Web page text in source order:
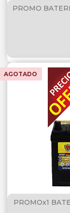
PROMO
AGOTADO
PROMOx1